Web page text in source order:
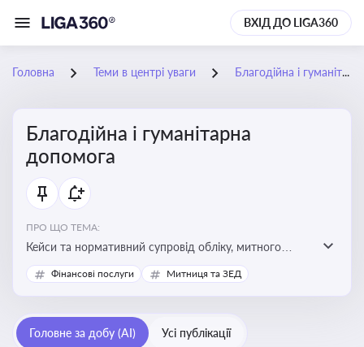
ВХІД ДО LIGA360
Головна Теми в центрі уваги Благодійна і гуманітарна допомога
Благодійна і гуманітарна
допомога
ПРО ЩО ТЕМА:
Кейси та нормативний супровід обліку, митного
оформлення, контролю та утилізації гуманітарної або
благодійної допомоги
Фінансові послуги Митниця та ЗЕД
Головне за добу (AI) Усі публікації